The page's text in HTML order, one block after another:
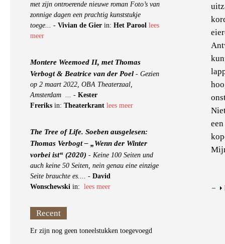
met zijn ontroerende nieuwe roman Foto’s van
zonnige dagen een prachtig kunststukje
toege... - Vivian de Gier in: Het Parool lees
meer
Montere Weemoed II, met Thomas
Verbogt & Beatrice van der Poel - Gezien
op 2 maart 2022, OBA Theaterzaal,
Amsterdam ... - Kester
Freriks in: Theaterkrant lees meer
The Tree of Life. Soeben ausgelesen:
Thomas Verbogt – „Wenn der Winter
vorbei ist“ (2020) - Keine 100 Seiten und
auch keine 50 Seiten, nein genau eine einzige
Seite brauchte es.... - David
Wonschewski in: lees meer
Recent
Er zijn nog geen toneelstukken toegevoegd